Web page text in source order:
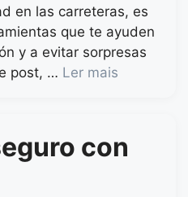
en las carreteras, es
que te ayuden
y a evitar sorpresas
post, … Ler mais
con